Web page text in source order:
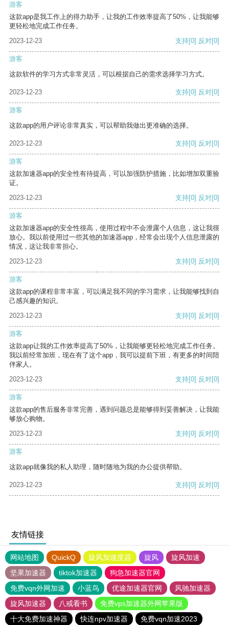
游客
这款app是我工作上的得力助手，让我的工作效率提高了50%，让我能够
更轻松地完成工作任务。
2023-12-23
支持[0] 反对[0]
游客
这款软件的学习方式非常灵活，可以根据自己的需求选择学习方式。
2023-12-23 支持[0] 反对[0]
游客
这款app的用户评论非常真实，可以帮助我做出更准确的选择。
2023-12-23 支持[0] 反对[0]
游客
这款加速器app的安全性有待提高，可以加强防护措施，比如增加双重验
证。
2023-12-23
支持[0] 反对[0]
游客
这款加速器app的安全性很高，使用过程中不会泄露个人信息，这让我很
放心。我以前使用过一些其他的加速器app，经常会出现个人信息泄露的
情况，这让我非常担心。
2023-12-23
支持[0] 反对[0]
游客
这款app的课程非常丰富，可以满足我不同的学习需求，让我能够找到自
己感兴趣的知识。
2023-12-23
支持[0] 反对[0]
游客
这款app让我的工作效率提高了50%，让我能够更轻松地完成工作任务。
我以前经常加班，现在有了这个app，我可以提前下班，有更多的时间陪
伴家人。
2023-12-23
支持[0] 反对[0]
游客
这款app的售后服务非常完善，遇到问题总是能够得到妥善解决，让我能
够放心购物。
2023-12-23
支持[0] 反对[0]
游客
这款app就像我的私人助理，随时随地为我的办公提供帮助。
2023-12-23 支持[0] 反对[0]
友情链接
网站地图 QuickQ 旋风加速度器 旋风
旋风加速
坚果加速器
tiktok加速器
狗急加速器官网
免费vqn外网加速
小蓝鸟 优途加速器官网
风驰加速器
旋风加速器
八戒看书
免费vps加速器外网苹果版
十大免费加速神器
快连npv加速器 免费vqn加速2023